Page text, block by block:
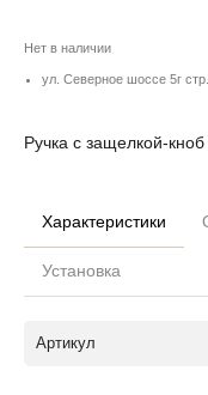
Нет в наличии
ул. Северное шоссе 5г
Ручка с защелкой-
Характеристики
Установка
Артикул